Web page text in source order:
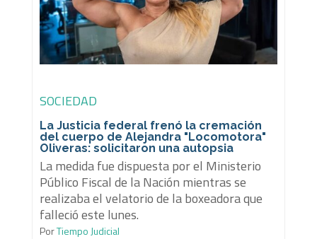
SOCIEDAD
La Justicia federal frenó la cremación
del cuerpo de Alejandra "Locomotora"
Oliveras: solicitaron una autopsia
La medida fue dispuesta por el Ministerio
Público Fiscal de la Nación mientras se
realizaba el velatorio de la boxeadora que
falleció este lunes.
PorTiempo Judicial